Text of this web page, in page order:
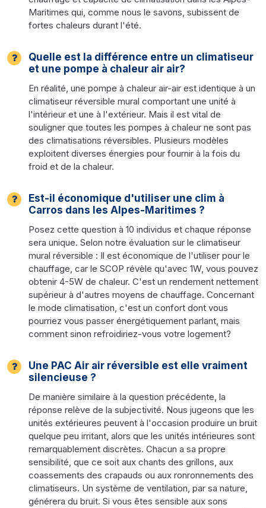
Maritimes qui, comme nous le savons, subissent de
fortes chaleurs durant l'été.
Quelle est la différence entre un climatiseur
et une pompe à chaleur air air?
En réalité, une pompe à chaleur air-air est identique à un
climatiseur réversible mural comportant une unité à
l'intérieur et une à l'extérieur. Mais il est vital de
souligner que toutes les pompes à chaleur ne sont pas
des climatisations réversibles. Plusieurs modèles
exploitent diverses énergies pour fournir à la fois du
froid et de la chaleur.
Est-il économique d'utiliser une clim à
Carros dans les Alpes-Maritimes ?
Posez cette question à 10 individus et chaque réponse
sera unique. Selon notre évaluation sur le climatiseur
mural réversible : Il est économique de l'utiliser pour le
chauffage, car le SCOP révèle qu'avec 1W, vous pouvez
obtenir 4-5W de chaleur. C'est un rendement nettement
supérieur à d'autres moyens de chauffage. Concernant
le mode climatisation, c'est un confort dont vous
pourriez vous passer énergétiquement parlant, mais
comment sinon refroidiriez-vous votre logement?
Une PAC Air air réversible est elle vraiment
silencieuse ?
De manière similaire à la question précédente, la
réponse relève de la subjectivité. Nous jugeons que les
unités extérieures peuvent à l'occasion produire un bruit
quelque peu irritant, alors que les unités intérieures sont
remarquablement discrètes. Chacun a sa propre
sensibilité, que ce soit aux chants des grillons, aux
coassements des crapauds ou aux ronronnements des
climatiseurs. Un système de ventilation, par sa nature,
générera du bruit. Si vous êtes sensible aux sons